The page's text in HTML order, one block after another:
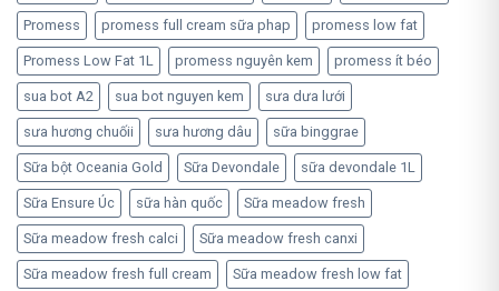
Promess promess full cream sữa phap promess low fat
Promess Low Fat 1L promess nguyên kem promess ít béo
sua bot A2 sua bot nguyen kem sưa dưa lưới
sưa hương chuốii sưa hương dâu sữa binggrae
Sữa bột Oceania Gold Sữa Devondale sữa devondale 1L
Sữa Ensure Úc sữa hàn quốc Sữa meadow fresh
Sữa meadow fresh calci Sữa meadow fresh canxi
Sữa meadow fresh full cream Sữa meadow fresh low fat